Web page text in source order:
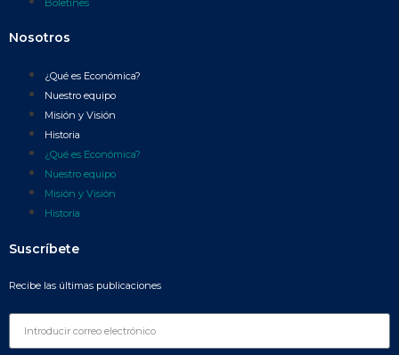
Boletines
Nosotros
¿Qué es Económica?
Nuestro equipo
Misión y Visión
Historia
¿Qué es Económica?
Nuestro equipo
Misión y Visión
Historia
Suscríbete
Recibe las últimas publicaciones